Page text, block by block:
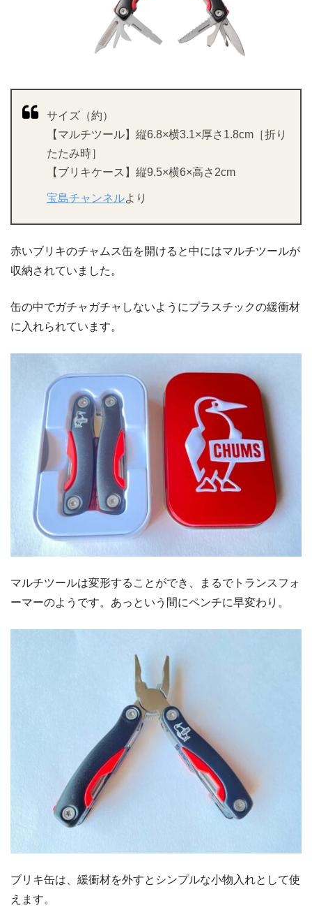
サイズ（約）
【マルチツール】縦6.8×横3.1×厚さ1.8cm［折り
たたみ時］
【ブリキケース】縦9.5×横6×高さ2cm
宝島チャンネルより
赤いブリキのチャムス缶を開けると中にはマルチツールが
収納されていました。
缶の中でガチャガチャしないようにプラスチックの緩衝材
に入れられています。
マルチツールは変形することができ、まるでトランスフォ
ーマーのようです。あっという間にペンチに早変わり。
ブリキ缶は、緩衝材を外すとシンプルな小物入れとして使
えます。